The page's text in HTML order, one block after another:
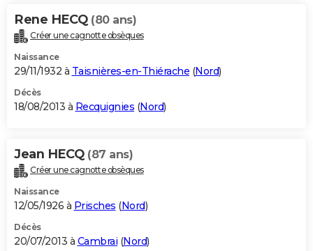
Rene HECQ (80 ans)
Créer une cagnotte obsèques
Naissance
29/11/1932 à Taisnières-en-Thiérache (Nord)
Décès
18/08/2013 à Recquignies (Nord)
Jean HECQ (87 ans)
Créer une cagnotte obsèques
Naissance
12/05/1926 à Prisches (Nord)
Décès
20/07/2013 à Cambrai (Nord)